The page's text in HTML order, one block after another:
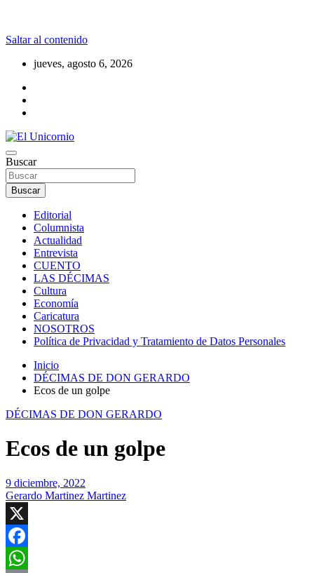
Saltar al contenido
jueves, agosto 6, 2026
El Unicornio
La realidad supera la fantasía
Buscar
Buscar
Editorial
Columnista
Actualidad
Entrevista
CUENTO
LAS DÉCIMAS
Cultura
Economía
Caricatura
NOSOTROS
Política de Privacidad y Tratamiento de Datos Personales
Inicio
DÉCIMAS DE DON GERARDO
Ecos de un golpe
DÉCIMAS DE DON GERARDO
Ecos de un golpe
9 diciembre, 2022
Gerardo Martinez Martinez
X
Facebook